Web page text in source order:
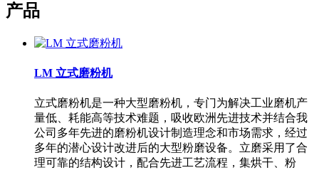
产品
LM 立式磨粉机
立式磨粉机是一种大型磨粉机，专门为解决工业磨机产
量低、耗能高等技术难题，吸收欧洲先进技术并结合我
公司多年先进的磨粉机设计制造理念和市场需求，经过
多年的潜心设计改进后的大型粉磨设备。立磨采用了合
理可靠的结构设计，配合先进工艺流程，集烘干、粉